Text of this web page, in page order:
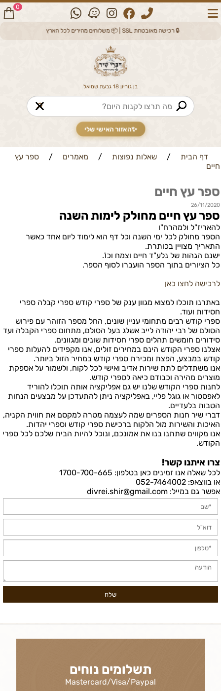
🔒 רכישה מאובטחת SSL | 📦 משלוחים מהירים לכל הארץ
בן גוריון 18 גבעת שמואל
🔎
✨האזור האישי שלי
0
דף הבית / שאלות נפוצות / מאמרים /
ספר עץ
חיים
ספר עץ חיים
26/11/2020
ספר עץ חיים מחולק לימות השנה
להאריז"ל ולמהרח"ו
הספר מחולק לכל ימי השנה וכל דף הוא לימוד ליום אחד כאשר
התאריך מצויין בכותרת.
ישנם הגהות של נלע"ד חיים וצמח וכו'.
כל הציורים בתוך הספר הועברו לסוף הספר.
לרכישה לחצו כאן
באתרנו תוכלו למצוא מגוון ענק של ספרי קודש ספרי קבלה ספרי
חסידות ועוד.
ספרי קודש רבים מתחומי עניין שונים, החל מספר הזוהר עם פירוש
הסולם של רבי יהודה לייב אשלג בעל הסולם, מתחום ספרי הקבלה ועד
סידורים חומשים תהלים ספרי חסידות שונים ומגוונים.
אצלנו ספרי הקודש הינם במחירים זולים, אנו מקפידים להעלות ספרי
קודש במבצע, הפצת ומכירת ספרי קודש במחיר הזול ביותר.
אנו משתדלים לתת שירות אדיב ואישי לכל לקוח, ולשמור על אספקת
מוצרים מהירה וכבודם כיאה לספרי קודש.
לחנות ספרי הקודש שלנו יש גם אפליקציה אותה תוכלו להוריד
לאפסטור או גוגל פליי, באפליקציה ניתן להתעדכן על מבצעים הנחות
הטבות בלעדיים.
דברי שיר חנות הספרים שמה לעצמה מטרה למקסם את חווית הקניה,
האיכות והשירות מול הלקוח ברכישת ספרי קודש וספרי יהדות.
אנו מקווים שתתנו בנו את אמונכם, ונוכל להיות הבית שלכם לכל ספרי
הקודש.
צרו איתנו קשר!
לכל שאלה אנו זמינים כאן בטלפון: 1700-700-665
או בווצאפ: 052-7464002
אפשר גם במייל: divrei.shir@gmail.com
תשלומים נוחים
Mastercard/Visa/Paypal